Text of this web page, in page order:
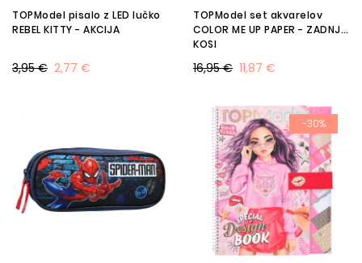
TOPModel pisalo z LED lučko
REBEL KITTY - AKCIJA
2,77 €
3,95 €
TOPModel set akvarelov
COLOR ME UP PAPER - ZADNJI
KOSI
11,87 €
16,95 €
-30%